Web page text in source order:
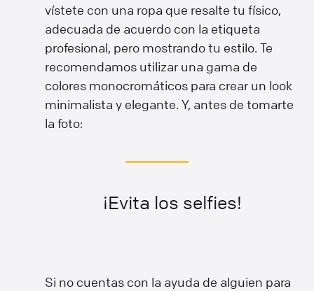
vístete con una ropa que resalte tu físico,
adecuada de acuerdo con la etiqueta
profesional, pero mostrando tu estilo. Te
recomendamos utilizar una gama de
colores monocromáticos para crear un look
minimalista y elegante. Y, antes de tomarte
la foto:
¡Evita los selfies!
Si no cuentas con la ayuda de alguien para